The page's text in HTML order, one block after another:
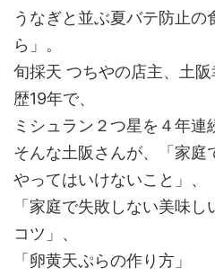
うなぎと並ぶ夏バテ防止
ら」。
旬採天 つちやの店主、土
歴19年で、
ミシュラン２つ星を４年連
そんな土阪さんが、「家庭
やってはいけないこと」、
「家庭で失敗しない美味
コツ」、
「卵黄天ぷらの作り方」